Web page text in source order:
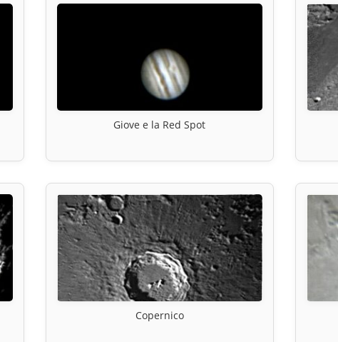
Giove e la Red Spot
Copernico